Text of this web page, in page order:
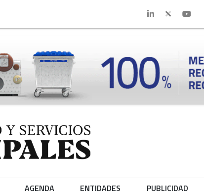
AGENDA ENTIDADES PUBLICIDAD